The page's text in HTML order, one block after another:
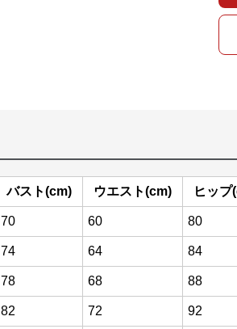
バスト(cm) ウエスト(cm) ヒップ
70 60 80
74 64 84
78 68 88
82 72 92